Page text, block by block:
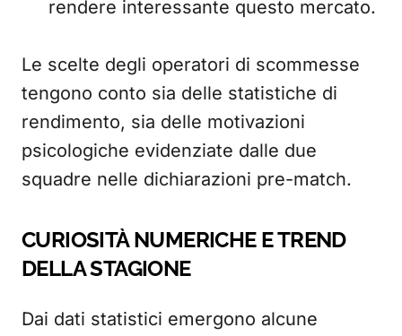
rendere interessante questo mercato.
Le scelte degli operatori di scommesse
tengono conto sia delle statistiche di
rendimento, sia delle motivazioni
psicologiche evidenziate dalle due
squadre nelle dichiarazioni pre-match.
CURIOSITÀ NUMERICHE E TREND
DELLA STAGIONE
Dai dati statistici emergono alcune